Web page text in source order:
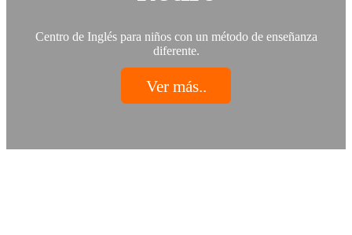
Centro de Inglés para niños con un método de enseñanza
diferente.
Ver más..